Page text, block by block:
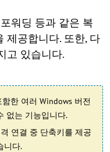
워딩 등과 같은 복
제공합니다. 또한, 다
고 있습니다.
한 여러 Windows 버전
없는 기능입니다.
연결 중 단축키를 제공
니다.